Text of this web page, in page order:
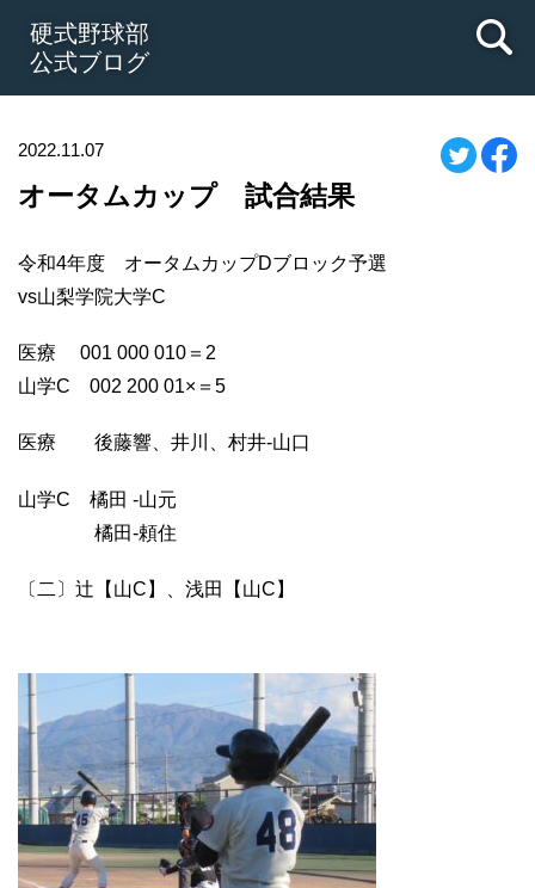
硬式野球部
公式ブログ
2022.11.07
オータムカップ 試合結果
令和4年度 オータムカップDブロック予選
vs山梨学院大学C
医療 001 000 010＝2
山学C 002 200 01×＝5
医療 後藤響、井川、村井-山口
山学C 橘田 -山元
橘田-頼住
〔二〕辻【山C】、浅田【山C】